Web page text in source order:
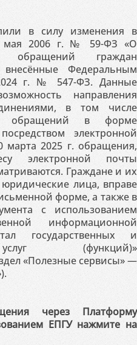
в силу изменения в
мая 2006 г. № 59-ФЗ «О
обращений граждан
Федеральным
г. № 547-ФЗ. Данные
направления
в том числе
обращений в форме
электронной
марта 2025 г. обращения,
электронной почты
Граждане и их
лица, вправе
форме, а также в
с использованием
информационной
государственных и
(функций)»
«Полезные сервисы» —
через Платформу
ЕПГУ нажмите на